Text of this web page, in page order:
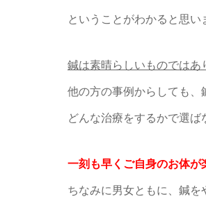
ということがわかると思い
鍼は素晴らしいものではあ
他の方の事例からしても、
どんな治療をするかで選ば
一刻も早くご自身のお体が
ちなみに男女ともに、鍼を